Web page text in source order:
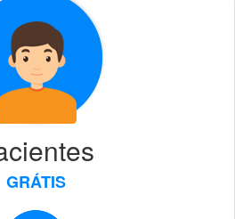
GRÁTIS